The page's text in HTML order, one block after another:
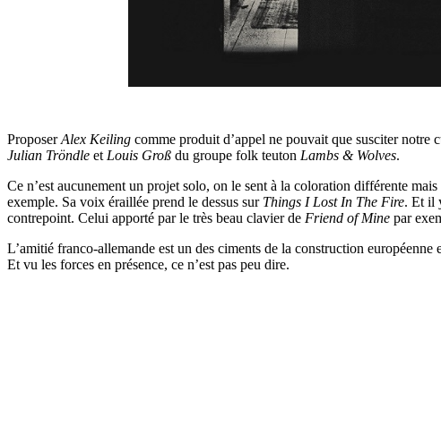
ProposerAlex Keiling comme produit d’appel ne pouvait que susciter
Julian Tröndle et Louis Groß du groupe folk teuton Lambs & Wolves.
Ce n’est aucunement un projet solo, on le sent à la coloration différente
exemple. Sa voix éraillée prend le dessus sur Things I Lost In The Fire. Et il
contrepoint. Celui apporté par le très beau clavier de Friend of Mine par
L’amitié franco-allemande est un des ciments de la construction
Et vu les forces en présence, ce n’est pas peu dire.